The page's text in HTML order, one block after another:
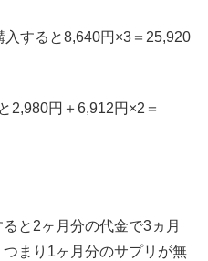
すると8,640円×3＝25,920
2,980円＋6,912円×2＝
と2ヶ月分の代金で3ヵ月
まり1ヶ月分のサプリが無